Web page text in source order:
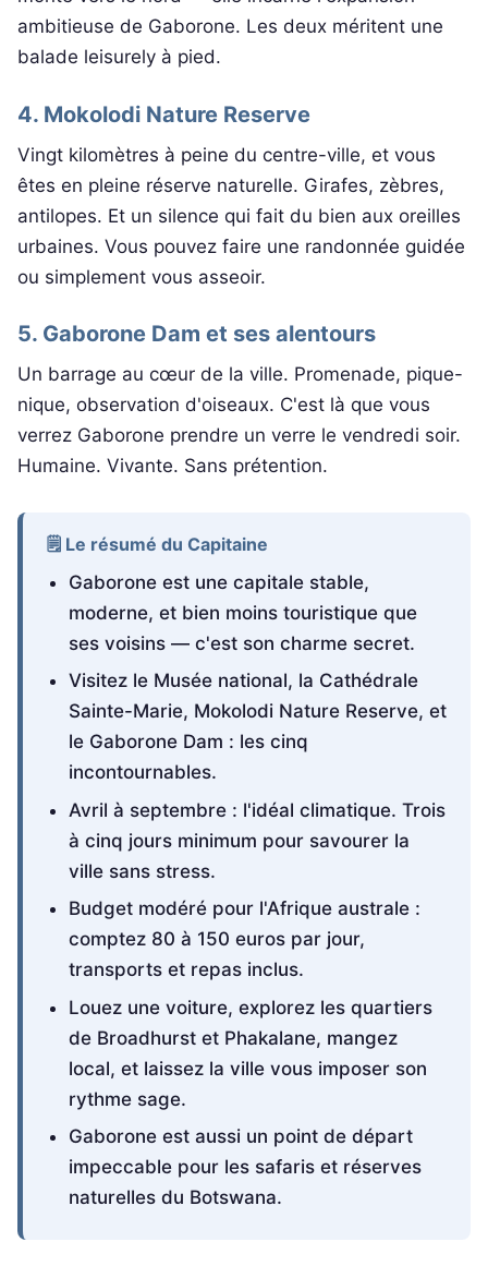
ambitieuse de Gaborone. Les deux méritent une
balade leisurely à pied.
4. Mokolodi Nature Reserve
Vingt kilomètres à peine du centre-ville, et vous
êtes en pleine réserve naturelle. Girafes, zèbres,
antilopes. Et un silence qui fait du bien aux oreilles
urbaines. Vous pouvez faire une randonnée guidée
ou simplement vous asseoir.
5. Gaborone Dam et ses alentours
Un barrage au cœur de la ville. Promenade, pique-
nique, observation d'oiseaux. C'est là que vous
verrez Gaborone prendre un verre le vendredi soir.
Humaine. Vivante. Sans prétention.
🗒️ Le résumé du Capitaine
Gaborone est une capitale stable,
moderne, et bien moins touristique que
ses voisins — c'est son charme secret.
Visitez le Musée national, la Cathédrale
Sainte-Marie, Mokolodi Nature Reserve, et
le Gaborone Dam : les cinq
incontournables.
Avril à septembre : l'idéal climatique. Trois
à cinq jours minimum pour savourer la
ville sans stress.
Budget modéré pour l'Afrique australe :
comptez 80 à 150 euros par jour,
transports et repas inclus.
Louez une voiture, explorez les quartiers
de Broadhurst et Phakalane, mangez
local, et laissez la ville vous imposer son
rythme sage.
Gaborone est aussi un point de départ
impeccable pour les safaris et réserves
naturelles du Botswana.